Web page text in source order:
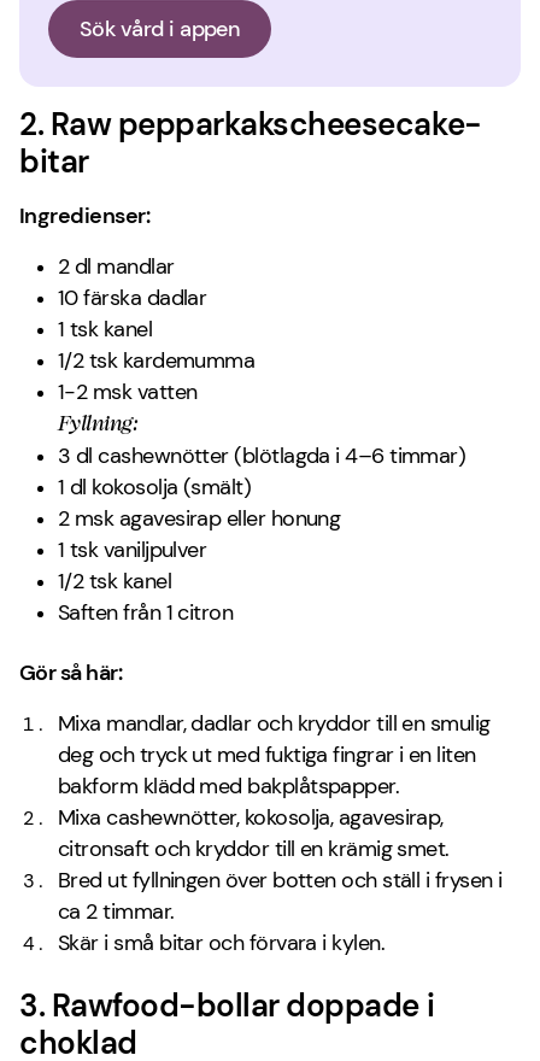
Sök vård i appen
2. Raw pepparkakscheesecake-
bitar
Ingredienser:
2 dl mandlar
10 färska dadlar
1 tsk kanel
1/2 tsk kardemumma
1-2 msk vatten
Fyllning:
3 dl cashewnötter (blötlagda i 4–6 timmar)
1 dl kokosolja (smält)
2 msk agavesirap eller honung
1 tsk vaniljpulver
1/2 tsk kanel
Saften från 1 citron
Gör så här:
Mixa mandlar, dadlar och kryddor till en smulig
deg och tryck ut med fuktiga fingrar i en liten
bakform klädd med bakplåtspapper.
Mixa cashewnötter, kokosolja, agavesirap,
citronsaft och kryddor till en krämig smet.
Bred ut fyllningen över botten och ställ i frysen i
ca 2 timmar.
Skär i små bitar och förvara i kylen.
3. Rawfood-bollar doppade i
choklad